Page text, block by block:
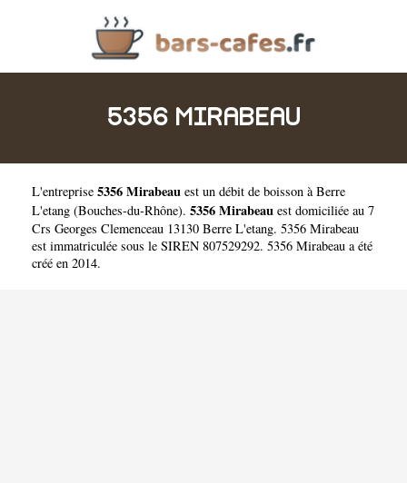
5356 MIRABEAU
L'entreprise 5356 Mirabeau est un débit de boisson à Berre
L'etang (Bouches-du-Rhône). 5356 Mirabeau est domiciliée au 7
Crs Georges Clemenceau 13130 Berre L'etang. 5356 Mirabeau
est immatriculée sous le SIREN 807529292. 5356 Mirabeau a été
créé en 2014.